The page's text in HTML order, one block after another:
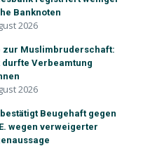
Banknoten
2026
zur Muslimbruderschaft:
durfte Verbeamtung
2026
bestätigt Beugehaft gegen
wegen verweigerter